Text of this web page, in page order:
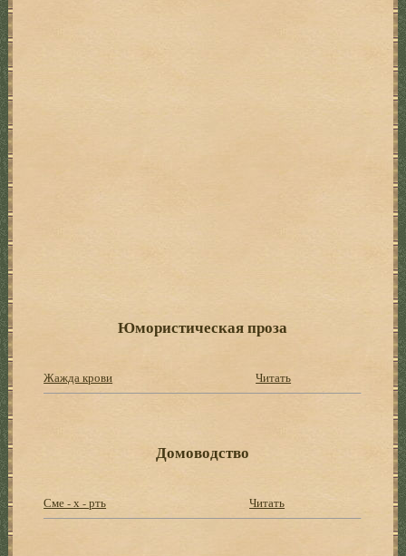
Юмористическая проза
Жажда крови Читать
Домоводство
Сме - х - рть Читать